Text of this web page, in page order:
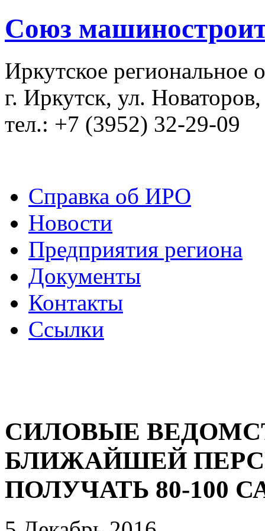
Союз
Иркутское региональное
г. Иркутск, ул.
тел.: +7 (3952) 32-29-09
Справка об ИРО
Новости
Предприятия региона
Документы
Контакты
Ссылки
СИЛОВЫЕ
БЛИЖАЙШЕЙ
ПОЛУЧАТЬ 80-100